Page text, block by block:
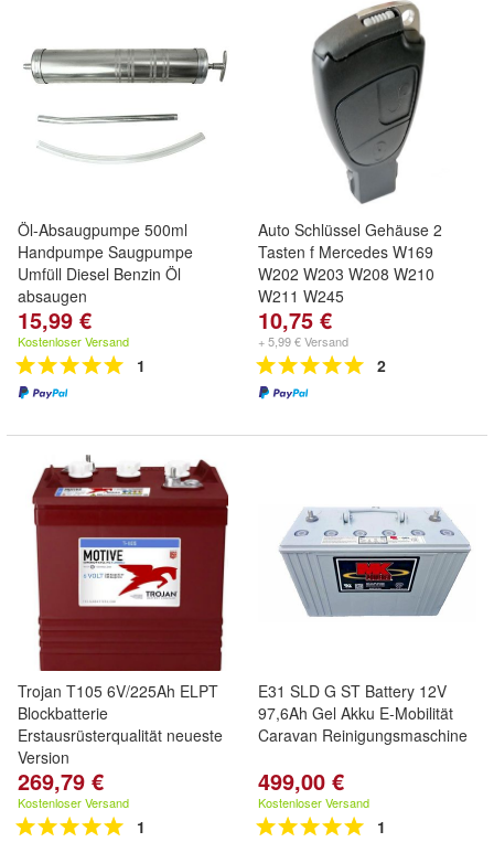
Öl-Absaugpumpe 500ml
Handpumpe Saugpumpe
Umfüll Diesel Benzin Öl
absaugen
15,99 €
Kostenloser Versand
1
Auto Schlüssel Gehäuse 2
Tasten f Mercedes W169
W202 W203 W208 W210
W211 W245
10,75 €
+ 5,99 € Versand
2
Trojan T105 6V/225Ah ELPT
Blockbatterie
Erstausrüsterqualität neueste
Version
269,79 €
Kostenloser Versand
1
E31 SLD G ST Battery 12V
97,6Ah Gel Akku E-Mobilität
Caravan Reinigungsmaschine
499,00 €
Kostenloser Versand
1